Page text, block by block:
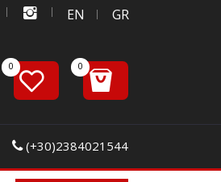
EN GR
(+30)2384021544